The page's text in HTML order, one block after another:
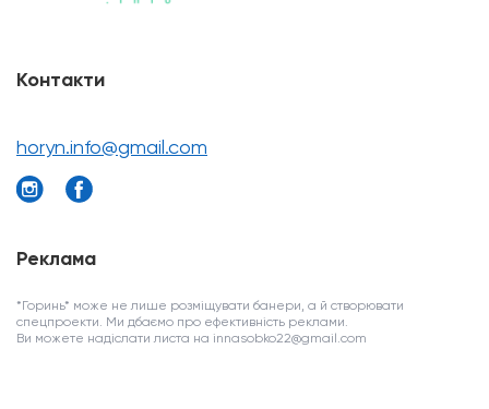
Контакти
horyn.info@gmail.com
Реклама
*Горинь* може не лише розміщувати банери, а й створювати
спецпроекти. Ми дбаємо про ефективність реклами.
Ви можете надіслати листа на innasobko22@gmail.com